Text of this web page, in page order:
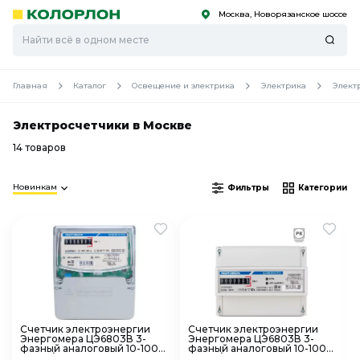
Скоро
Скоро Москва, Новорязанское шоссе
Главная Каталог Освещение и электрика Электрика
Электросчетчики в Москве
14 товаров
Новинкам Фильтры Категории
Счетчик электроэнергии
Энергомера ЦЭ6803В 3-
фазный аналоговый 10-100А
Счетчик электроэнергии
Энергомера ЦЭ6803В 3-
фазный аналоговый 10-100А